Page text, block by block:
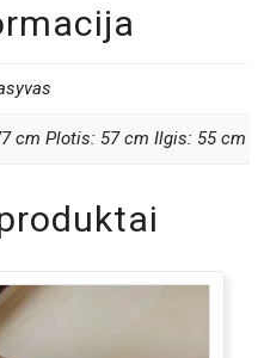
cm Plotis: 57 cm Ilgis: 55 cm